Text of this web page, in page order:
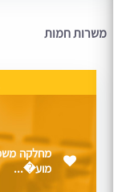
משרות חמות
מחלקה
מוע�...